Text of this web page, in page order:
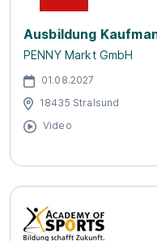
Ausbildung
PENNY Markt GmbH
01.08.2027
18435 Stralsund
Video